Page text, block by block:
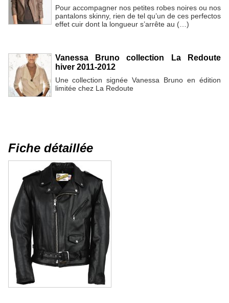
Pour accompagner nos petites robes noires ou nos
pantalons skinny, rien de tel qu’un de ces perfectos
effet cuir dont la longueur s’arrête au (…)
Vanessa Bruno collection La Redoute
hiver 2011-2012
Une collection signée Vanessa Bruno en édition
limitée chez La Redoute
Fiche détaillée